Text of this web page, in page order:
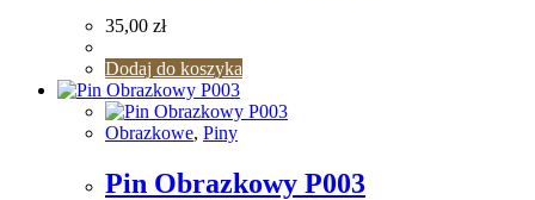
35,00 zł
Dodaj do koszyka
Obrazkowe, Piny
Pin Obrazkowy P003